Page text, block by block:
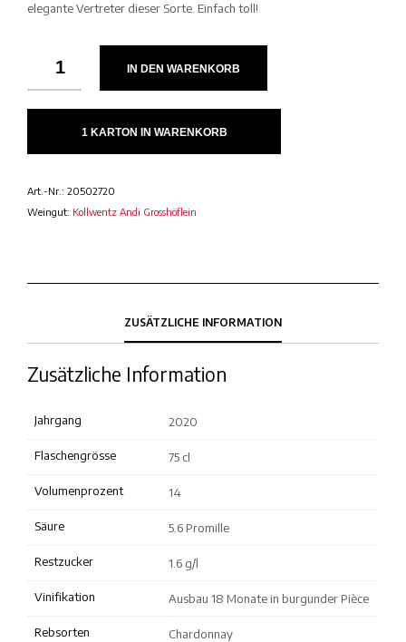
elegante Vertreter dieser Sorte. Einfach toll!
IN DEN WARENKORB
1 KARTON IN WARENKORB
Art.-Nr.: 20502720
Weingut: Kollwentz Andi Grosshöflein
ZUSÄTZLICHE INFORMATION
Zusätzliche Information
Jahrgang 2020
Flaschengrösse 75 cl
Volumenprozent 14
Säure 5.6 Promille
Restzucker 1.6 g/l
Vinifikation Ausbau 18 Monate in burgunder Pièce
Rebsorten Chardonnay